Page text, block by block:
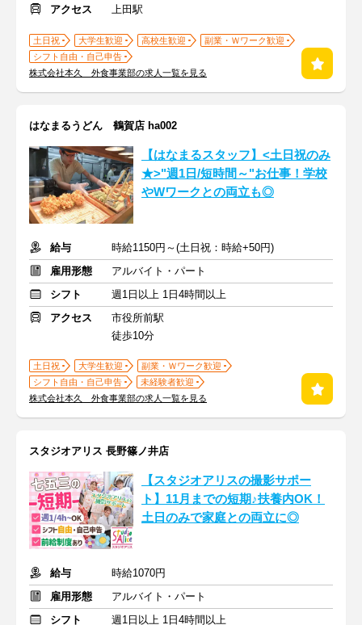
アクセス
上田駅
土日祝 大学生歓迎 高校生歓迎
副業・Ｗワーク歓迎
シフト自由・自己申告
株式会社本久 外食事業部の求人一覧を見る
はなまるうどん 鶴賀店 ha002
【はなまるスタッフ】<土日祝のみ
★>"週1日/短時間～"お仕事！学校
やWワークとの両立も◎
給与
時給1150円～(土日祝：時給+50円)
雇用形態
アルバイト・パート
シフト
週1日以上 1日4時間以上
アクセス
市役所前駅
徒歩10分
土日祝 大学生歓迎
副業・Ｗワーク歓迎
シフト自由・自己申告
未経験者歓迎
株式会社本久 外食事業部の求人一覧を見る
スタジオアリス 長野篠ノ井店
【スタジオアリスの撮影サポー
ト】11月までの短期♪扶養内OK！
土日のみで家庭との両立に◎
給与
時給1070円
雇用形態
アルバイト・パート
シフト
週1日以上 1日4時間以上